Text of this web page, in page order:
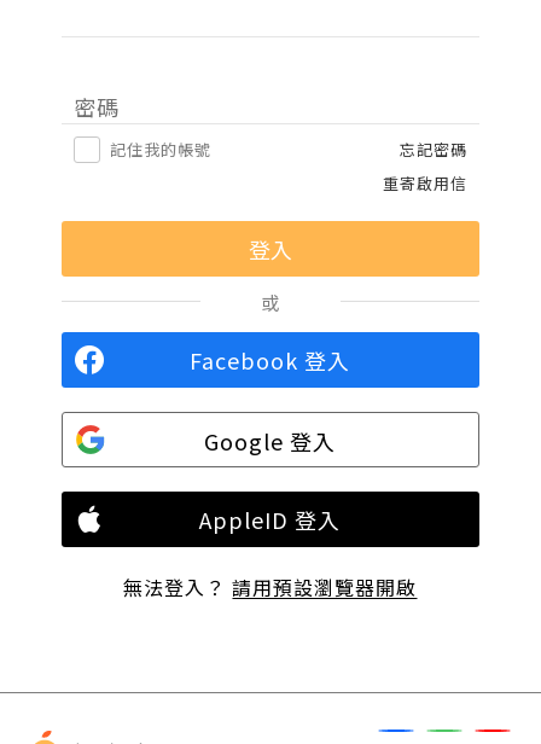
密碼
記住我的帳號
忘記密碼
重寄啟用信
或
Facebook 登入
Google 登入
AppleID 登入
無法登入？請用預設瀏覽器開啟